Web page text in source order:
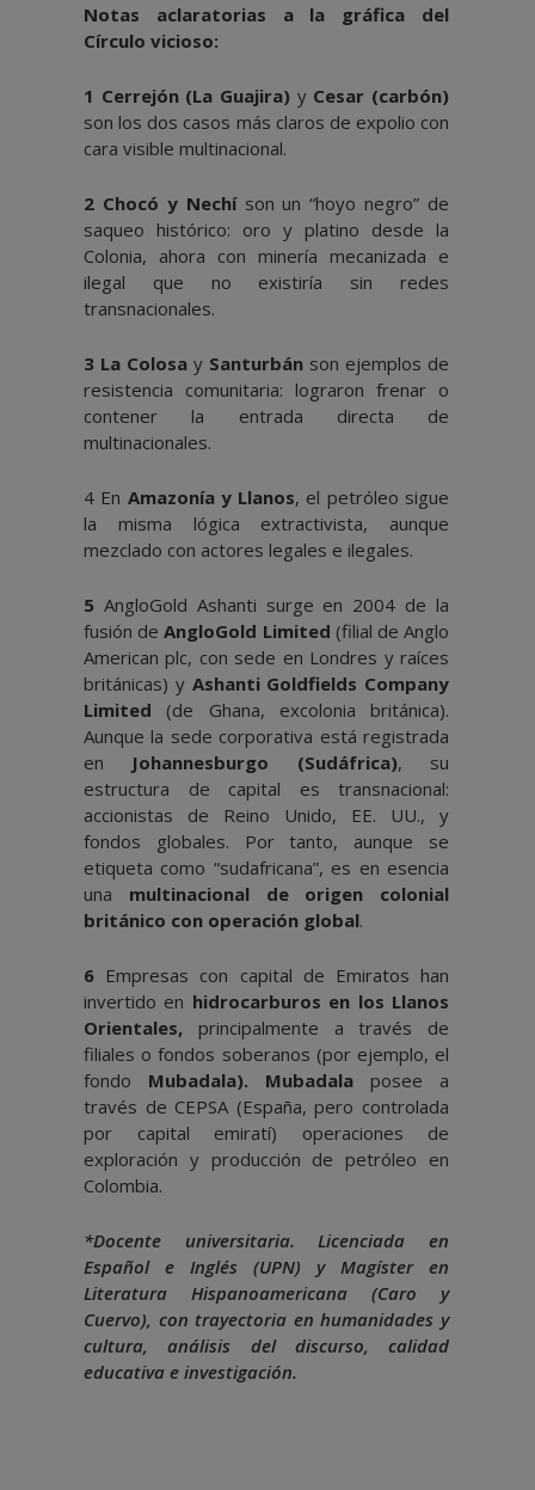
Notas aclaratorias a la gráfica del
Círculo vicioso:
1 Cerrejón (La Guajira) y Cesar (carbón)
son los dos casos más claros de expolio con
cara visible multinacional.
2 Chocó y Nechíson un “hoyo negro” de
saqueo histórico: oro y platino desde la
Colonia, ahora con minería mecanizada e
ilegal que no existiría sin redes
transnacionales.
3 La Colosa y Santurbán son ejemplos de
resistencia comunitaria: lograron frenar o
contener la entrada directa de
multinacionales.
4 En Amazonía y Llanos, el petróleo sigue
la misma lógica extractivista, aunque
mezclado con actores legales e ilegales.
5 AngloGold Ashanti surge en 2004 de la
fusión deAngloGold Limited (filial de Anglo
American plc, con sede en Londres y raíces
británicas) y Ashanti Goldfields Company
Limited (de Ghana, excolonia británica).
Aunque la sede corporativa está registrada
en Johannesburgo (Sudáfrica), su
estructura de capital es transnacional:
accionistas de Reino Unido, EE. UU., y
fondos globales. Por tanto, aunque se
etiqueta como “sudafricana”, es en esencia
una multinacional de origen colonial
británico con operación global.
6 Empresas con capital de Emiratos han
invertido en hidrocarburos en los Llanos
Orientales, principalmente a través de
filiales o fondos soberanos (por ejemplo, el
fondo Mubadala). Mubadala posee a
través de CEPSA (España, pero controlada
por capital emiratí) operaciones de
exploración y producción de petróleo en
Colombia.
*Docente universitaria. Licenciada en
Español e Inglés (UPN) y Magíster en
Literatura Hispanoamericana (Caro y
Cuervo), con trayectoria en humanidades y
cultura, análisis del discurso, calidad
educativa e investigación.